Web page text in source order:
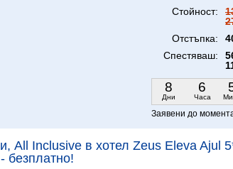
Стойност:
Отстъпка:
Спестяваш:
8
Дни
6
Часа
Заявени до
All Inclusive в хотел Zeus Eleva Ajul
безплатно!